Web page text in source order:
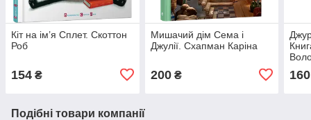
Кіт на ім’я Сплет. Скоттон
Роб
154 ₴
Мишачий дім Сема і
Джулії. Схапман Каріна
200₴ 160
Подібні товари компанії